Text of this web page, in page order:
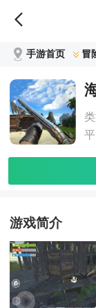
手游首页 冒
类
平
游戏简介